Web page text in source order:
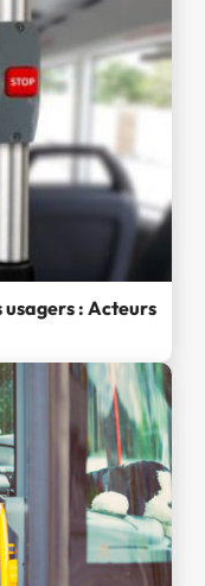
: Acteurs